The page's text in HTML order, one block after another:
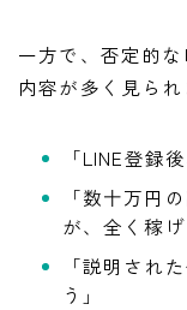
一方で、否定的
内容が多く見られ
「LINE登録
「数十万円
が、全く稼げ
「説明され
う」